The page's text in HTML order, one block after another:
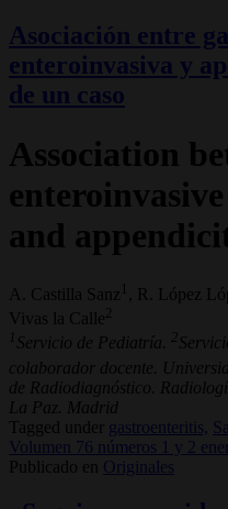
Asociación entre
enteroinvasiva y
de un caso
Association
and
A. Castilla Sanz 1 , R. López
Vivas la Calle
1 Servicio de Pediatría. 2
colaborador docente.
de Radiodiagnóstico.
La Paz. Madrid
Tagged under
gastroenteritis,
Volumen 76 números 1 y 2
Publicado en
Originales